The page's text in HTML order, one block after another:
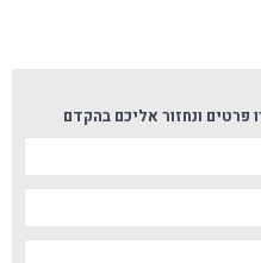
פרטים ונחזור אליכם בהקדם